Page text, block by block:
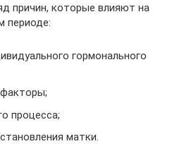
причин, которые влияют на
периоде:
гормонального
процесса;
матки.